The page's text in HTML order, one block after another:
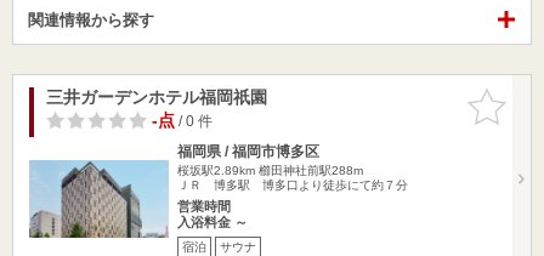
関連情報から探す
お気に入
りに追加
三井ガーデンホテル福岡祇園
-点/ 0 件
福岡県 / 福岡市博多区
桜坂駅2.89km 櫛田神社前駅288m
ＪＲ 博多駅 博多口より徒歩にて約７分
営業時間
入浴料金 ～
宿泊 サウナ